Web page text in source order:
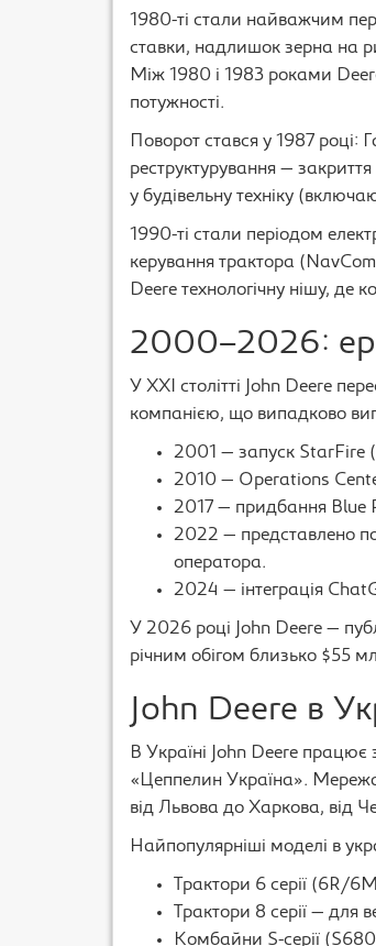
1980-ті стали найважчим
ставки, надлишок зерна на
Між 1980 і 1983 роками
потужності.
Поворот стався у 1987
реструктурування —
у будівельну техніку
1990-ті стали періодом
керування трактора
Deere технологічну нішу, де
2000–2026: ера
У XXI столітті John Deere
компанією, що випадково
2001 — запуск StarFire
2010 — Operations
2017 — придбання Blue
2022 — представлено
оператора.
2024 — інтеграція
У 2026 році John Deere —
річним обігом близько $55
John Deere в
В Україні John Deere
«Цеппелин Україна».
від Львова до Харкова, від
Найпопулярніші моделі в
Трактори 6 серії (6R/
Трактори 8 серії — для
Комбайни S-серії